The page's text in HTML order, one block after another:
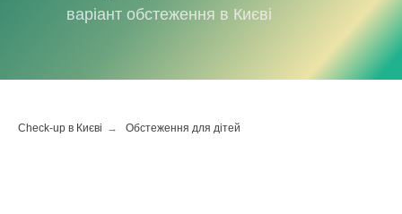
варіант обстеження в Києві
Check-up в Києві → Обстеження для дітей